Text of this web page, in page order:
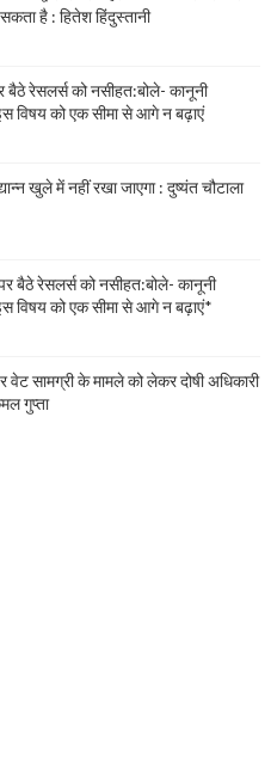
है : हितेश हिंदुस्तानी
बैठे रेसलर्स को नसीहत:बोले- कानूनी
विषय को एक सीमा से आगे न बढ़ाएं
खुले में नहीं रखा जाएगा : दुष्यंत चौटाला
बैठे रेसलर्स को नसीहत:बोले- कानूनी
विषय को एक सीमा से आगे न बढ़ाएं*
वेट सामग्री के मामले को लेकर दोषी अधिकारी
गुप्ता